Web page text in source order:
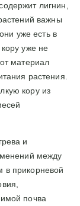
лигнин,
важны
уже есть в
уже не
материал
растения.
кору из
и
между
прикорневой
почва